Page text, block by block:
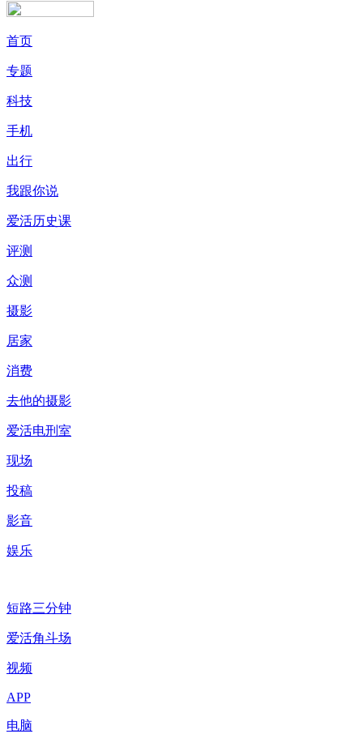
首页
专题
科技
手机
出行
我跟你说
爱活历史课
评测
众测
摄影
居家
消费
去他的摄影
爱活电刑室
现场
投稿
影音
娱乐
短路三分钟
爱活角斗场
视频
APP
电脑